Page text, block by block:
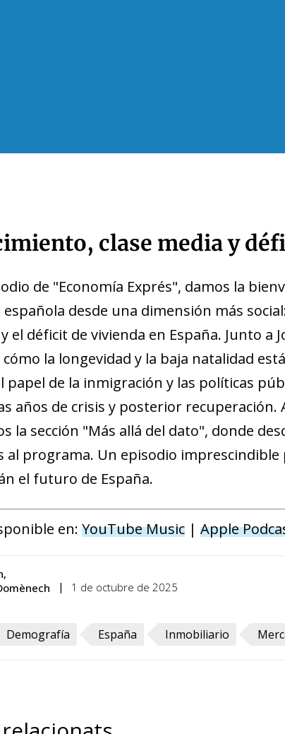
(opens in a new window)
in a new window)
clase media y
de "Economía Exprés", damos la
española desde una dimensión más
el déficit de vivienda en España. Junto a
la longevidad y la baja natalidad
papel de la inmigración y las políticas
años de crisis y posterior
la sección "Más allá del dato", donde
al programa. Un episodio
el futuro de España.
en: YouTube Music | Apple
1 de octubre de 2025
Demografía España Inmobiliario